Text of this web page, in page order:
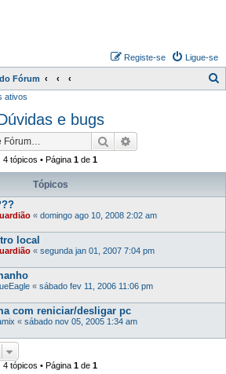
Ligue-se
Registe-se
Fórum
i
ativos
e bugs
Pesquisar
4 tópicos • Página 1 de 1
Tópicos
« domingo ago 10, 2008 2:02 am
local
« segunda jan 01, 2007 7:04 pm
« sábado fev 11, 2006 11:06 pm
com reniciar/desligar pc
« sábado nov 05, 2005 1:34 am
4 tópicos • Página 1 de 1